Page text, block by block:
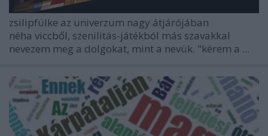
zsilipfülke az univerzum nagy átjárójában
néha viccből, szenilitás-játékból más szavakkal
nevezem meg a dolgokat, mint a nevük. "kérem a ...